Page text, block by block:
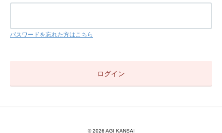
パスワードを忘れた方はこちら
© 2026 AGI KANSAI